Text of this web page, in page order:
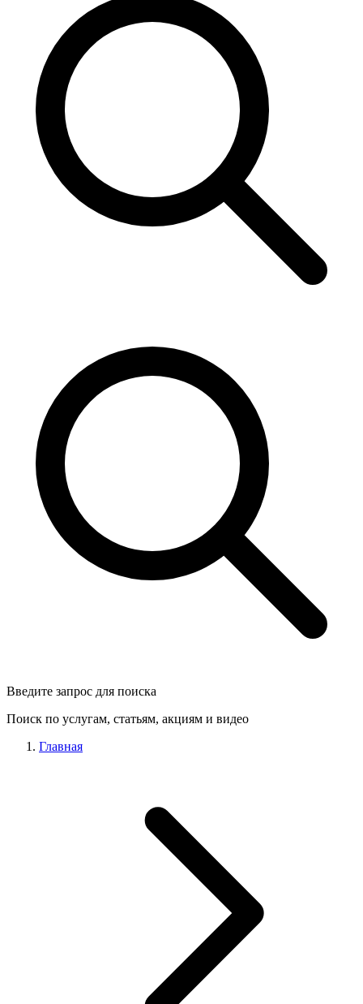
Введите запрос для поиска
Поиск по услугам, статьям, акциям и видео
Главная